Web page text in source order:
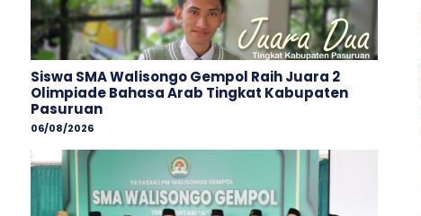
Siswa SMA Walisongo Gempol Raih Juara 2
Olimpiade Bahasa Arab Tingkat Kabupaten
Pasuruan
06/08/2026